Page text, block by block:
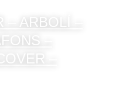
– ARBOLÍ –
–
–